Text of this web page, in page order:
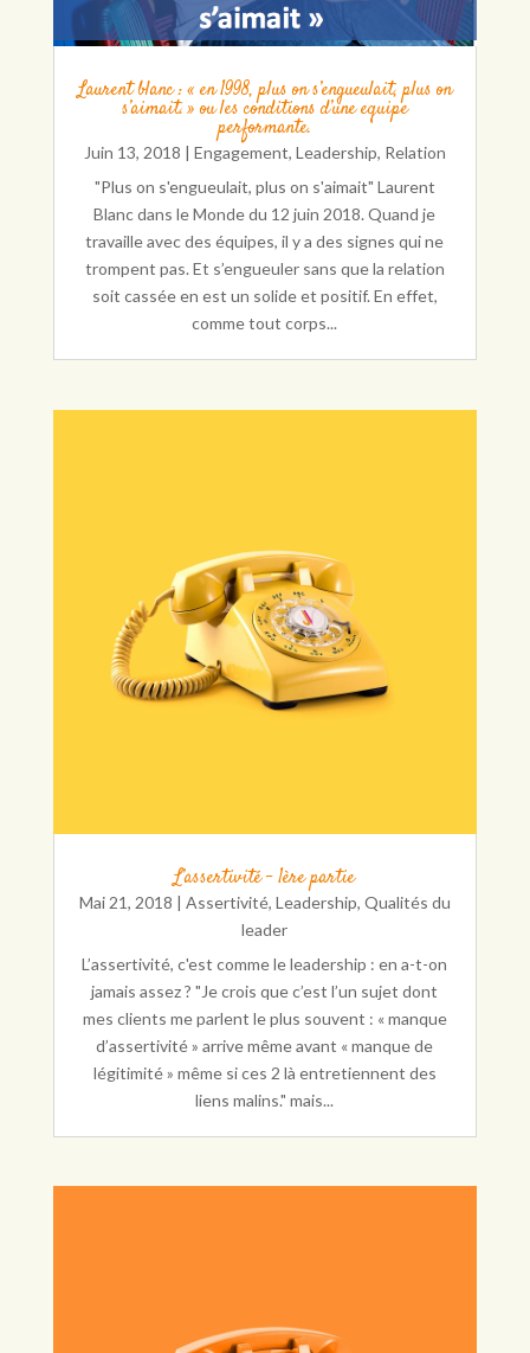
Laurent blanc : « en 1998, plus on s’engueulait, plus on
s’aimait. » ou les conditions d’une equipe
performante.
Juin 13, 2018 | Engagement, Leadership, Relation
"Plus on s'engueulait, plus on s'aimait" Laurent
Blanc dans le Monde du 12 juin 2018. Quand je
travaille avec des équipes, il y a des signes qui ne
trompent pas. Et s’engueuler sans que la relation
soit cassée en est un solide et positif. En effet,
comme tout corps...
L’assertivité – 1ère partie
Mai 21, 2018 | Assertivité, Leadership, Qualités du
leader
L’assertivité, c'est comme le leadership : en a-t-on
jamais assez ? "Je crois que c’est l’un sujet dont
mes clients me parlent le plus souvent : « manque
d’assertivité » arrive même avant « manque de
légitimité » même si ces 2 là entretiennent des
liens malins." mais...